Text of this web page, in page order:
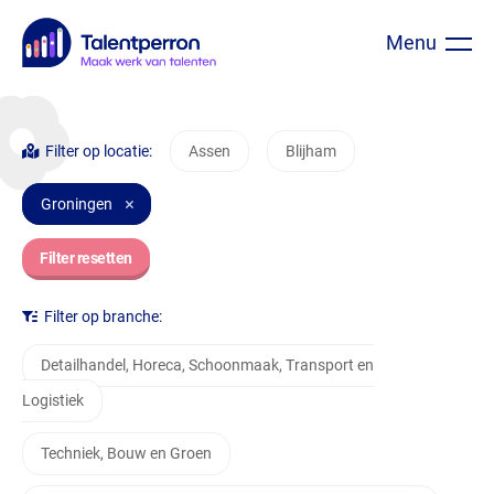
naar
inhoud
Menu
Filter op locatie: Assen Blijham
Groningen
Filter resetten
Filter op branche:
Detailhandel, Horeca, Schoonmaak, Transport en
Logistiek
Techniek, Bouw en Groen